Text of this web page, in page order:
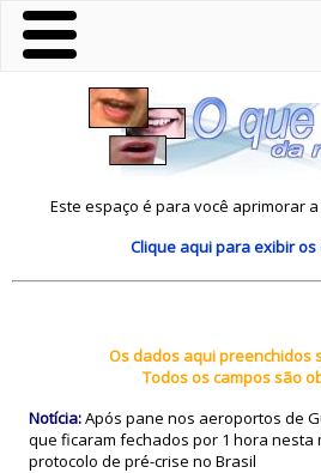
Este espaço é para você aprimorar
Clique aquipara exibir os
Os dados aqui preenchidos
Todos os campos são
Notícia:Após pane nos aeroportos de
que ficaram fechados por 1 hora nesta
protocolo de pré-crise no Brasil